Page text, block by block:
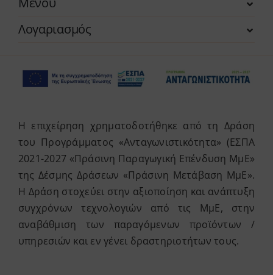
Λογαριασμός
Η επιχείρηση χρηματοδοτήθηκε από τη Δράση
του Προγράμματος «Ανταγωνιστικότητα» (ΕΣΠΑ
2021-2027 «Πράσινη Παραγωγική Επένδυση ΜμΕ»
της Δέσμης Δράσεων «Πράσινη Μετάβαση ΜμΕ».
Η Δράση στοχεύει στην αξιοποίηση και ανάπτυξη
συγχρόνων τεχνολογιών από τις ΜμΕ, στην
αναβάθμιση των παραγόμενων προϊόντων /
υπηρεσιών και εν γένει δραστηριοτήτων τους.